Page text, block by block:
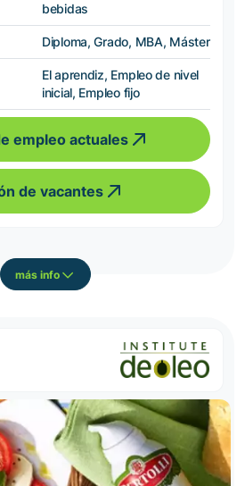
bebidas
Diploma, Grado, MBA, Máster
El aprendiz, Empleo de nivel
inicial, Empleo fijo
empleo actuales
de vacantes
más info